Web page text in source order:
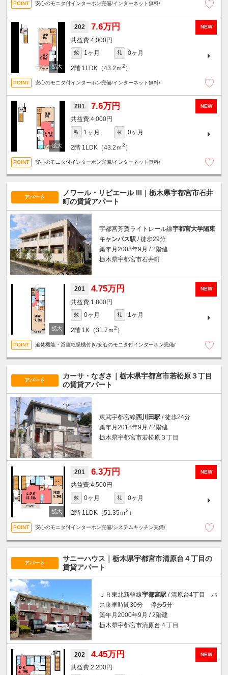
安心のモニタ付インターホン完備/インターネット無料/
NEW
202 7.6万円
4,000円
敷 1ヶ月 礼 0ヶ月
2階 1LDK（43.2ｍ2 ）
安心のモニタ付インターホン完備/インターネット無料/
NEW
201 7.6万円
4,000円
敷 1ヶ月 礼 0ヶ月
2階 1LDK（43.2ｍ2 ）
安心のモニタ付インターホン完備/インターネット無料/
アパート
ノワール・リビエール III｜栃木県宇都宮市石井
町の賃貸アパート
宇都宮芳賀ライトレール線宇都宮大学陽東
キャンパス駅 / 徒歩29分
築年月2008年9月 / 2階建
栃木県宇都宮市石井町
NEW
201 4.75万円
1,800円
敷 0ヶ月 礼 1ヶ月
2階 1K（31.7ｍ2 ）
追焚機能・浴室乾燥機付き/安心のモニタ付インターホン完備/
アパート
カーサ・なぎさ｜栃木県宇都宮市若松原３丁目
の賃貸アパート
東武宇都宮線西川田駅 / 徒歩24分
築年月2018年9月 / 2階建
栃木県宇都宮市若松原３丁目
NEW
201 6.3万円
4,500円
敷 0ヶ月 礼 0ヶ月
2階 1LDK（51.35ｍ2 ）
安心のモニタ付インターホン完備/システムキッチン完備/
アパート
サニーハウス｜栃木県宇都宮市清原台４丁目の
賃貸アパート
ＪＲ東北新幹線宇都宮駅 / 清原台4丁目 バ
ス乗車時間30分 停歩5分
築年月2000年9月 / 2階建
栃木県宇都宮市清原台４丁目
NEW
202 4.45万円
2,200円